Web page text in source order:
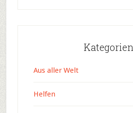
Kategorien
Aus aller Welt
Helfen